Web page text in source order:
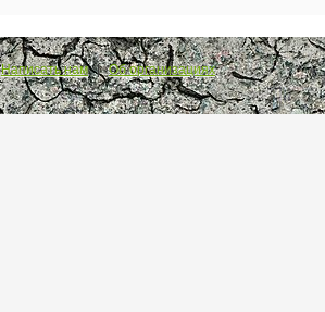
Написать нам | Об организациях